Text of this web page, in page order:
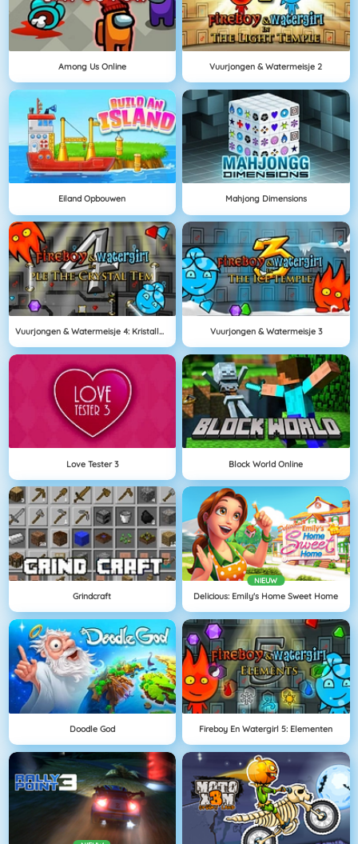
Among Us Online Vuurjongen & Watermeisje 2
Eiland Opbouwen Mahjong Dimensions
Vuurjongen & Watermeisje 4: Kristallen Tempel Vuurjongen & Watermeisje 3
Love Tester 3 Block World Online
Grindcraft
NIEUW
Delicious: Emily's Home Sweet Home
Doodle God Fireboy En Watergirl 5: Elementen